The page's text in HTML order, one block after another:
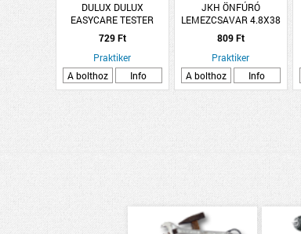
DULUX DULUX
EASYCARE TESTER
TISZTA FEHÉR 30ML
729 Ft
Praktiker
A bolthoz
Info
JKH ÖNFÚRÓ
LEMEZCSAVAR 4.8X38
DF.KH.HORG
809 Ft
Praktiker
A bolthoz
Info